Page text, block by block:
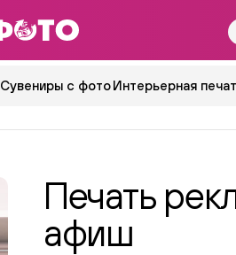
Сувениры с фото Интерьерная
Печать
афиш